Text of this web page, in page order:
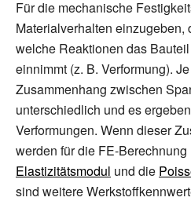
Für die mechanische
Materialverhalten einzugeben,
welche Reaktionen das
einnimmt (z. B. Verformung).
Zusammenhang zwischen
unterschiedlich und es
Verformungen. Wenn dieser
werden für die FE-
Elastizitätsmodul und die
sind weitere